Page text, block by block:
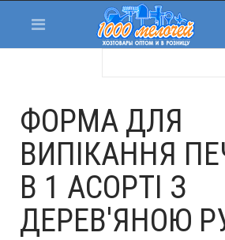
ФОРМА ДЛЯ
ВИПІКАННЯ
В 1 АСОРТІ З
ДЕРЕВ'ЯНОЮ